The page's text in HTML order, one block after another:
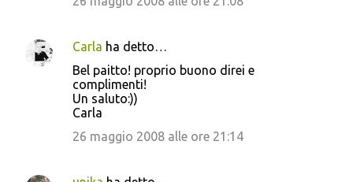
Carla ha detto…
Bel paitto! proprio buono direi e
complimenti!
Un saluto:))
Carla
26 maggio 2008 alle ore 21:14